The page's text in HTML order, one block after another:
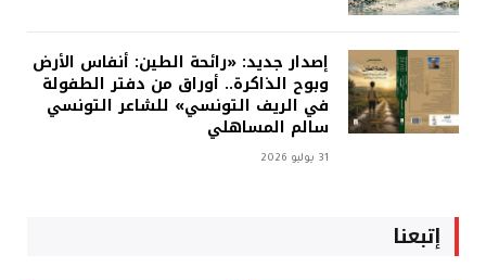
إصدار جديد: «رائحة الطين: أنفاس الأرض
وبوح الذاكرة.. أوراق من دفتر الطفولة
في الريف التونسي» للشاعر التونسي
سالم المساهلي
31 يوليو 2026
إتبعنا